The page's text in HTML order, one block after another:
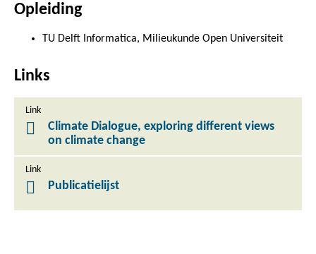
Opleiding
TU Delft Informatica, Milieukunde Open Universiteit
Links
Link
Climate Dialogue, exploring different views
on climate change
Link
Publicatielijst